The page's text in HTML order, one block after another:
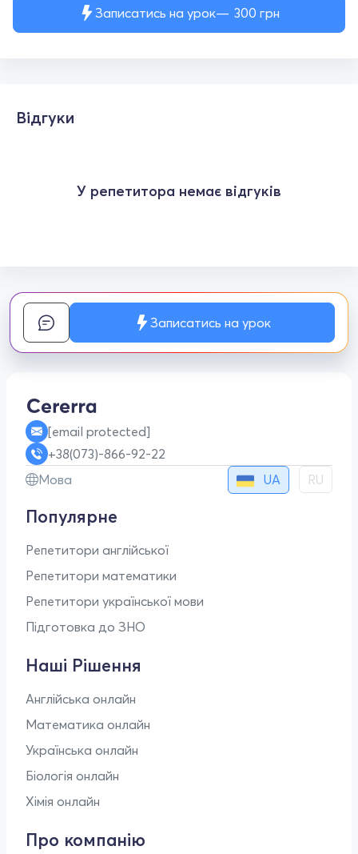
Записатись на урок 300 грн
Відгуки
У репетитора немає відгуків
Записатись на урок
[email protected]
+38(073)-866-92-22
Мова
UA RU
Популярне
Репетитори англійської
Репетитори математики
Репетитори української мови
Підготовка до ЗНО
Наші Рішення
Англійська онлайн
Математика онлайн
Українська онлайн
Біологія онлайн
Хімія онлайн
Про компанію